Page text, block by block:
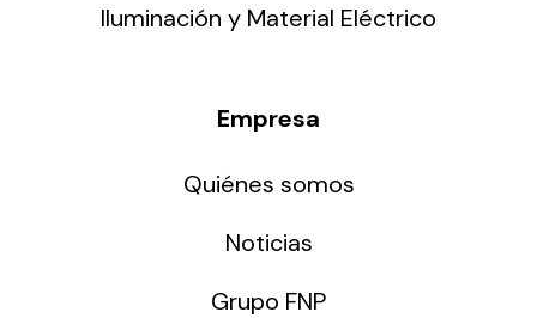
Iluminación y Material Eléctrico
Empresa
Quiénes somos
Noticias
Grupo FNP